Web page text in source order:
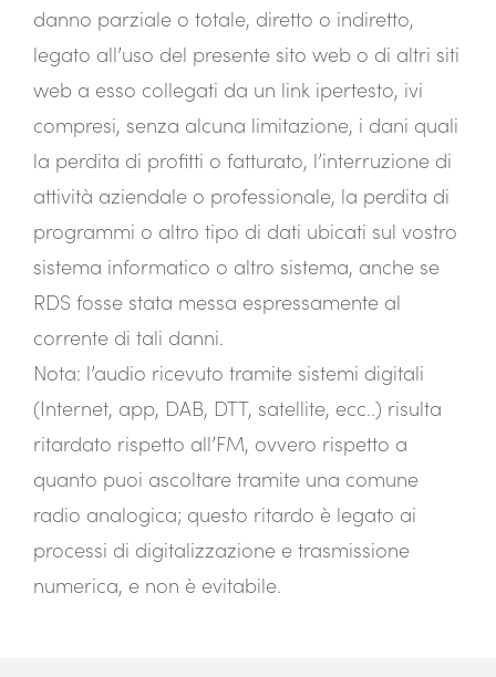
danno parziale o totale, diretto o indiretto,
legato all’uso del presente sito web o di altri siti
web a esso collegati da un link ipertesto, ivi
compresi, senza alcuna limitazione, i dani quali
la perdita di profitti o fatturato, l’interruzione di
attività aziendale o professionale, la perdita di
programmi o altro tipo di dati ubicati sul vostro
sistema informatico o altro sistema, anche se
RDS fosse stata messa espressamente al
corrente di tali danni.
Nota: l’audio ricevuto tramite sistemi digitali
(Internet, app, DAB, DTT, satellite, ecc..) risulta
ritardato rispetto all’FM, ovvero rispetto a
quanto puoi ascoltare tramite una comune
radio analogica; questo ritardo è legato ai
processi di digitalizzazione e trasmissione
numerica, e non è evitabile.